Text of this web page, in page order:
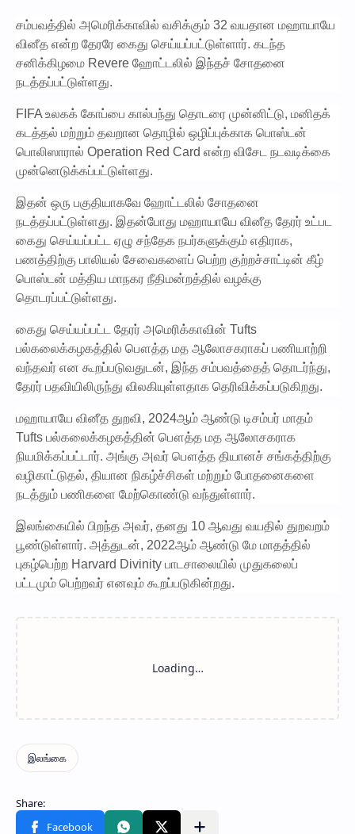
சம்பவத்தில் அமெரிக்காவில் வசிக்கும் 32 வயதான மஹாயாயே
வினீத என்ற தேரரே கைது செய்யப்பட்டுள்ளார். கடந்த
சனிக்கிழமை Revere ஹோட்டலில் இந்தச் சோதனை
நடத்தப்பட்டுள்ளது.
FIFA உலகக் கோப்பை கால்பந்து தொடரை முன்னிட்டு, மனிதக்
கடத்தல் மற்றும் தவறான தொழில் ஒழிப்புக்காக பொஸ்டன்
பொலிஸாரால் Operation Red Card என்ற விசேட நடவடிக்கை
முன்னெடுக்கப்பட்டுள்ளது.
இதன் ஒரு பகுதியாகவே ஹோட்டலில் சோதனை
நடத்தப்பட்டுள்ளது. இதன்போது மஹாயாயே வினீத தேரர் உட்பட
கைது செய்யப்பட்ட ஏழு சந்தேக நபர்களுக்கும் எதிராக,
பணத்திற்கு பாலியல் சேவைகளைப் பெற்ற குற்றச்சாட்டின் கீழ்
பொஸ்டன் மத்திய மாநகர நீதிமன்றத்தில் வழக்கு
தொடரப்பட்டுள்ளது.
கைது செய்யப்பட்ட தேரர் அமெரிக்காவின் Tufts
பல்கலைக்கழகத்தில் பௌத்த மத ஆலோசகராகப் பணியாற்றி
வந்தவர் என கூறப்படுவதுடன், இந்த சம்பவத்தைத் தொடர்ந்து,
தேரர் பதவியிலிருந்து விலகியுள்ளதாக தெரிவிக்கப்படுகிறது.
மஹாயாயே வினீத துறவி, 2024ஆம் ஆண்டு டிசம்பர் மாதம்
Tufts பல்கலைக்கழகத்தின் பௌத்த மத ஆலோசகராக
நியமிக்கப்பட்டார். அங்கு அவர் பௌத்த தியானச் சங்கத்திற்கு
வழிகாட்டுதல், தியான நிகழ்ச்சிகள் மற்றும் போதனைகளை
நடத்தும் பணிகளை மேற்கொண்டு வந்துள்ளார்.
இலங்கையில் பிறந்த அவர், தனது 10 ஆவது வயதில் துறவறம்
பூண்டுள்ளார். அத்துடன், 2022ஆம் ஆண்டு மே மாதத்தில்
புகழ்பெற்ற Harvard Divinity பாடசாலையில் முதுகலைப்
பட்டமும் பெற்றவர் எனவும் கூறப்படுகின்றது.